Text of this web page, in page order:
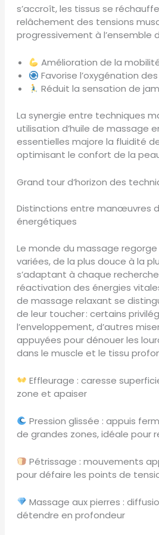
s’accroît, les tissus se
relâchement des tensions
progressivement à l’ensemble
Amélioration de la
Favorise l’oxygénation
Réduit la sensation de
La synergie entre techniques
utilisation d’huile de massage
essentielles majore la fluidité
optimisant le confort de la
Grand tour d’horizon des
Distinctions entre manœuvres
énergétiques
Le monde du massage
variées, de la plus douce à la
s’adaptant à chaque
réactivation des énergies
de massage relaxant se
de leur toucher : certains
l’enveloppement, d’autres
appuyées pour dénouer les
dans le muscle et le tissu
Effleurage : caresse
zone et apaiser
Pression glissée : appuis
de grandes zones, idéale pour
Pétrissage : mouvements
pour défaire les points de
Massage aux pierres :
détendre en profondeur